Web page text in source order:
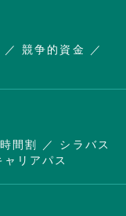
競争的資金
時間割
シラバス
ャリアパス